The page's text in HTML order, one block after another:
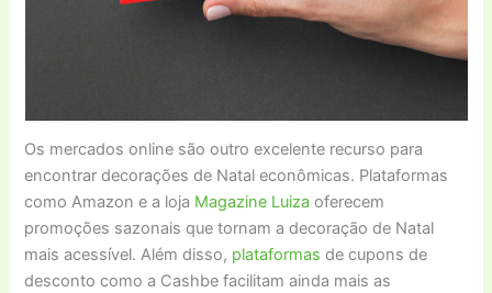
Os mercados online são outro excelente recurso para
encontrar decorações de Natal econômicas. Plataformas
como Amazon e a loja Magazine Luiza oferecem
promoções sazonais que tornam a decoração de Natal
mais acessível. Além disso, plataformas de cupons de
desconto como a Cashbe facilitam ainda mais as